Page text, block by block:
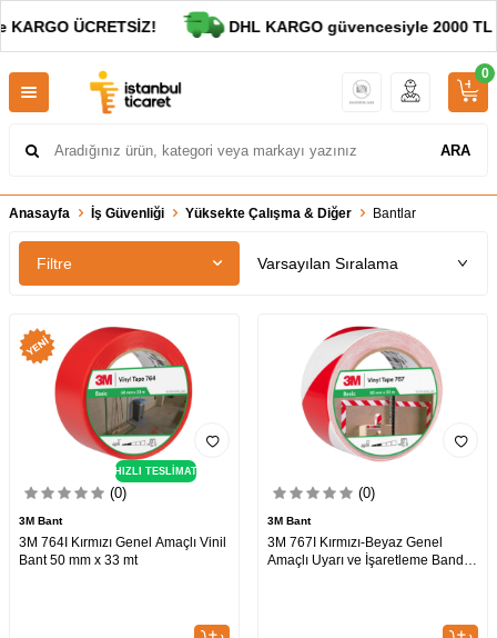
ÜCRETSİZ! DHL KARGO güvencesiyle 2000 TL
ARA
0
Anasayfa İş Güvenliği Yüksekte Çalışma & Diğer Bantlar
Filtre
HIZLI TESLİMAT
(0)
3M Bant
3M 764I Kırmızı Genel Amaçlı Vinil
Bant 50 mm x 33 mt
(0)
3M Bant
3M 767I Kırmızı-Beyaz Genel
Amaçlı Uyarı ve İşaretleme Bandı